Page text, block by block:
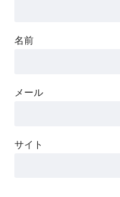
名前
メール
サイト